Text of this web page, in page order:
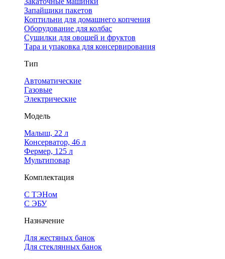
Запайщики пакетов
Коптильни для домашнего копчения
Оборудование для колбас
Сушилки для овощей и фруктов
Тара и упаковка для консервирования
Тип
Автоматические
Газовые
Электрические
Модель
Малыш, 22 л
Консерватор, 46 л
Фермер, 125 л
Мультиповар
Комплектация
С ТЭНом
С ЭБУ
Назначение
Для жестяных банок
Для стеклянных банок